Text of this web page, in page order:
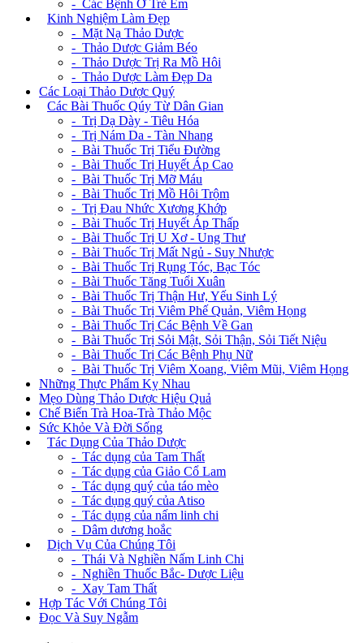
- Các Bệnh Ở Trẻ Em
Kinh Nghiệm Làm Đẹp
- Mặt Nạ Thảo Dược
- Thảo Dược Giảm Béo
- Thảo Dược Trị Ra Mồ Hôi
- Thảo Dược Làm Đẹp Da
Các Loại Thảo Dược Quý
Các Bài Thuốc Qúy Từ Dân Gian
- Trị Dạ Dày - Tiêu Hóa
- Trị Nám Da - Tàn Nhang
- Bài Thuốc Trị Tiểu Đường
- Bài Thuốc Trị Huyết Áp Cao
- Bài Thuốc Trị Mỡ Máu
- Bài Thuốc Trị Mồ Hôi Trộm
- Trị Đau Nhức Xương Khớp
- Bài Thuốc Trị Huyết Áp Thấp
- Bài Thuốc Trị U Xơ - Ung Thư
- Bài Thuốc Trị Mất Ngủ - Suy Nhược
- Bài Thuốc Trị Rụng Tóc, Bạc Tóc
- Bài Thuốc Tăng Tuổi Xuân
- Bài Thuốc Trị Thận Hư, Yếu Sinh Lý
- Bài Thuốc Trị Viêm Phế Quản, Viêm Họng
- Bài Thuốc Trị Các Bệnh Về Gan
- Bài Thuốc Trị Sỏi Mật, Sỏi Thận, Sỏi Tiết Niệu
- Bài Thuốc Trị Các Bệnh Phụ Nữ
- Bài Thuốc Trị Viêm Xoang, Viêm Mũi, Viêm Họng
Những Thực Phẩm Kỵ Nhau
Mẹo Dùng Thảo Dược Hiệu Quả
Chế Biến Trà Hoa-Trà Thảo Mộc
Sức Khỏe Và Đời Sống
Tác Dụng Của Thảo Dược
- Tác dụng của Tam Thất
- Tác dụng của Giảo Cổ Lam
- Tác dụng quý của táo mèo
- Tác dụng quý của Atiso
- Tác dụng của nấm linh chi
- Dâm dương hoắc
Dịch Vụ Của Chúng Tôi
- Thái Và Nghiền Nấm Linh Chi
- Nghiền Thuốc Bắc- Dược Liệu
- Xay Tam Thất
Hợp Tác Với Chúng Tôi
Đọc Và Suy Ngẫm